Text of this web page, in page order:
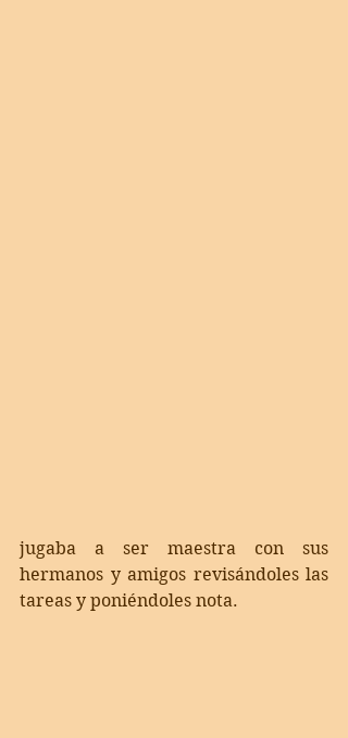
jugaba a ser maestra con sus
hermanos y amigos revisándoles las
tareas y poniéndoles nota.